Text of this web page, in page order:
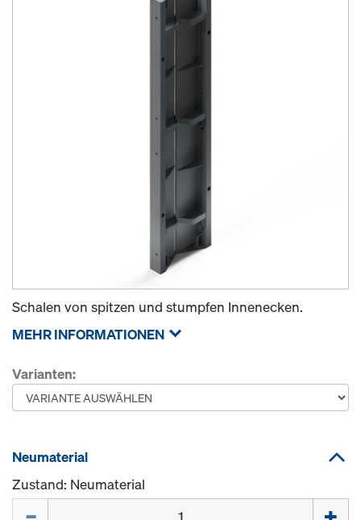
Schalen von spitzen und stumpfen Innenecken.
MEHR INFORMATIONEN
Varianten:
Neumaterial
Zustand: Neumaterial